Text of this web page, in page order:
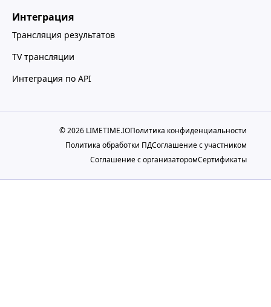
Интеграция
Трансляция результатов
TV трансляции
Интеграция по API
© 2026 LIMETIME.IOПолитика конфиденциальности
Политика обработки ПДCоглашение с участником
Cоглашение с организаторомСертификаты